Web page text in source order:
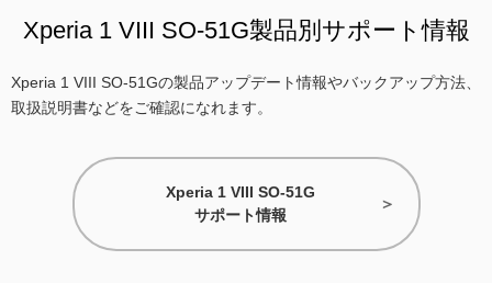
Xperia 1 VIII SO-51G製品別サポート情報
Xperia 1 VIII SO-51Gの製品アップデート情報やバックアップ方法、
取扱説明書などをご確認になれます。
Xperia 1 VIII SO-51G
サポート情報